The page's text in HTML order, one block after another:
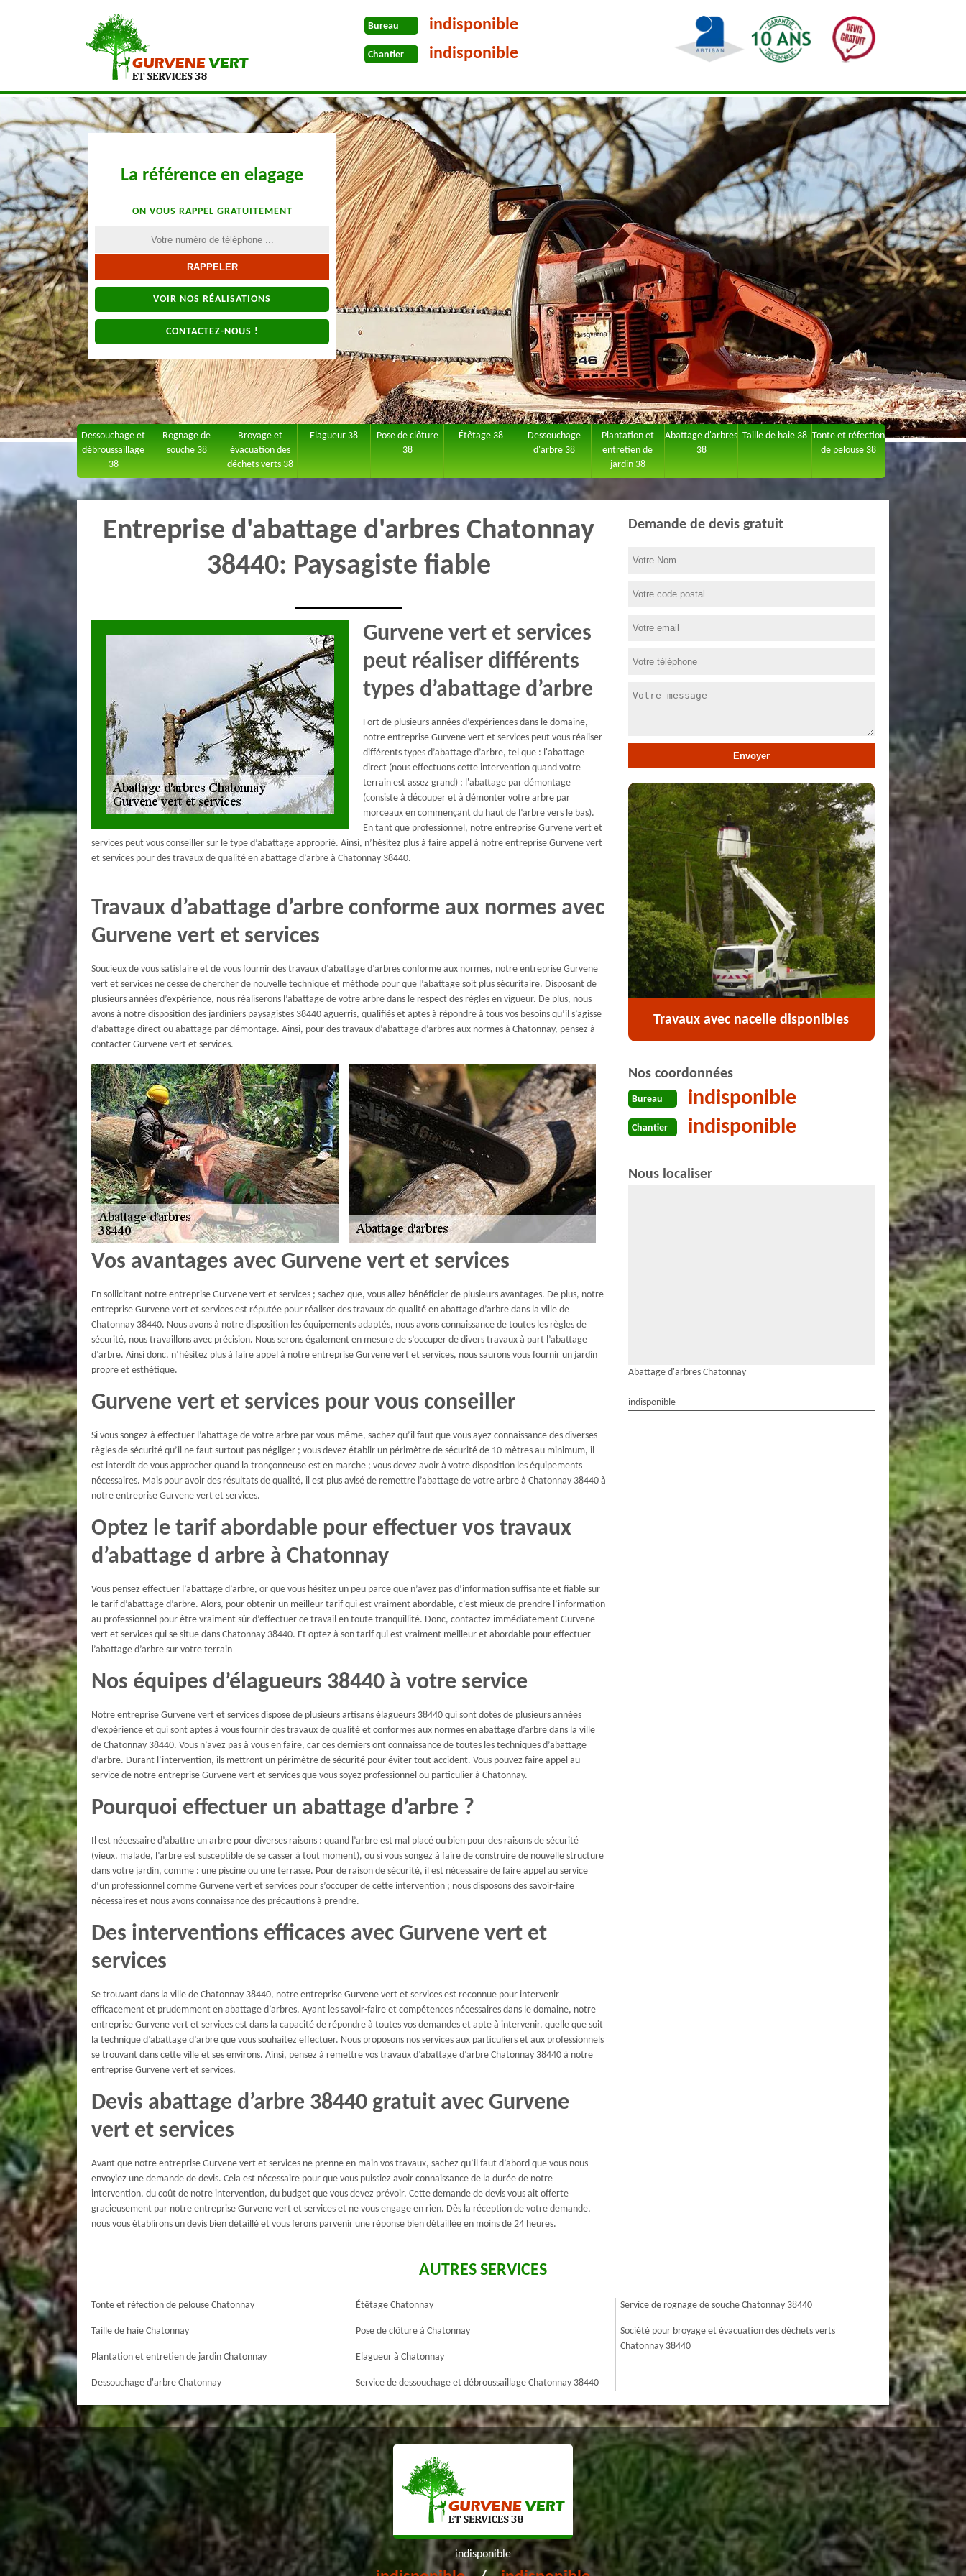
Bureau indisponible
Chantier indisponible
La référence en elagage
ON VOUS RAPPEL GRATUITEMENT
VOIR NOS RÉALISATIONS
CONTACTEZ-NOUS !
Dessouchage et
débroussaillage
38
Rognage de
souche 38
Broyage et
évacuation des
déchets verts 38
Elagueur 38
Pose de clôture
38
Étêtage 38
Dessouchage
d'arbre 38
Plantation et
entretien de
jardin 38
Abattage d'arbres
38
Taille de haie 38 Tonte et réfection
de pelouse 38
Entreprise d'abattage d'arbres Chatonnay
38440: Paysagiste fiable
Gurvene vert et services
peut réaliser différents
types d’abattage d’arbre
Fort de plusieurs années d’expériences dans le domaine,
notre entreprise Gurvene vert et services peut vous réaliser
différents types d’abattage d’arbre, tel que : l'abattage
direct (nous effectuons cette intervention quand votre
terrain est assez grand) ; l'abattage par démontage
(consiste à découper et à démonter votre arbre par
morceaux en commençant du haut de l’arbre vers le bas).
En tant que professionnel, notre entreprise Gurvene vert et
services peut vous conseiller sur le type d’abattage approprié. Ainsi, n’hésitez plus à faire appel à notre entreprise Gurvene vert
et services pour des travaux de qualité en abattage d’arbre à Chatonnay 38440.
Travaux d’abattage d’arbre conforme aux normes avec
Gurvene vert et services
Soucieux de vous satisfaire et de vous fournir des travaux d’abattage d’arbres conforme aux normes, notre entreprise Gurvene
vert et services ne cesse de chercher de nouvelle technique et méthode pour que l’abattage soit plus sécuritaire. Disposant de
plusieurs années d’expérience, nous réaliserons l’abattage de votre arbre dans le respect des règles en vigueur. De plus, nous
avons à notre disposition des jardiniers paysagistes 38440 aguerris, qualifiés et aptes à répondre à tous vos besoins qu’il s’agisse
d’abattage direct ou abattage par démontage. Ainsi, pour des travaux d’abattage d’arbres aux normes à Chatonnay, pensez à
contacter Gurvene vert et services.
Vos avantages avec Gurvene vert et services
En sollicitant notre entreprise Gurvene vert et services ; sachez que, vous allez bénéficier de plusieurs avantages. De plus, notre
entreprise Gurvene vert et services est réputée pour réaliser des travaux de qualité en abattage d’arbre dans la ville de
Chatonnay 38440. Nous avons à notre disposition les équipements adaptés, nous avons connaissance de toutes les règles de
sécurité, nous travaillons avec précision. Nous serons également en mesure de s’occuper de divers travaux à part l’abattage
d’arbre. Ainsi donc, n’hésitez plus à faire appel à notre entreprise Gurvene vert et services, nous saurons vous fournir un jardin
propre et esthétique.
Gurvene vert et services pour vous conseiller
Si vous songez à effectuer l’abattage de votre arbre par vous-même, sachez qu’il faut que vous ayez connaissance des diverses
règles de sécurité qu’il ne faut surtout pas négliger ; vous devez établir un périmètre de sécurité de 10 mètres au minimum, il
est interdit de vous approcher quand la tronçonneuse est en marche ; vous devez avoir à votre disposition les équipements
nécessaires. Mais pour avoir des résultats de qualité, il est plus avisé de remettre l’abattage de votre arbre à Chatonnay 38440 à
notre entreprise Gurvene vert et services.
Optez le tarif abordable pour effectuer vos travaux
d’abattage d arbre à Chatonnay
Vous pensez effectuer l’abattage d’arbre, or que vous hésitez un peu parce que n’avez pas d’information suffisante et fiable sur
le tarif d’abattage d’arbre. Alors, pour obtenir un meilleur tarif qui est vraiment abordable, c’est mieux de prendre l’information
au professionnel pour être vraiment sûr d’effectuer ce travail en toute tranquillité. Donc, contactez immédiatement Gurvene
vert et services qui se situe dans Chatonnay 38440. Et optez à son tarif qui est vraiment meilleur et abordable pour effectuer
l’abattage d’arbre sur votre terrain
Nos équipes d’élagueurs 38440 à votre service
Notre entreprise Gurvene vert et services dispose de plusieurs artisans élagueurs 38440 qui sont dotés de plusieurs années
d’expérience et qui sont aptes à vous fournir des travaux de qualité et conformes aux normes en abattage d’arbre dans la ville
de Chatonnay 38440. Vous n’avez pas à vous en faire, car ces derniers ont connaissance de toutes les techniques d’abattage
d’arbre. Durant l’intervention, ils mettront un périmètre de sécurité pour éviter tout accident. Vous pouvez faire appel au
service de notre entreprise Gurvene vert et services que vous soyez professionnel ou particulier à Chatonnay.
Pourquoi effectuer un abattage d’arbre ?
Il est nécessaire d’abattre un arbre pour diverses raisons : quand l’arbre est mal placé ou bien pour des raisons de sécurité
(vieux, malade, l’arbre est susceptible de se casser à tout moment), ou si vous songez à faire de construire de nouvelle structure
dans votre jardin, comme : une piscine ou une terrasse. Pour de raison de sécurité, il est nécessaire de faire appel au service
d’un professionnel comme Gurvene vert et services pour s’occuper de cette intervention ; nous disposons des savoir-faire
nécessaires et nous avons connaissance des précautions à prendre.
Des interventions efficaces avec Gurvene vert et
services
Se trouvant dans la ville de Chatonnay 38440, notre entreprise Gurvene vert et services est reconnue pour intervenir
efficacement et prudemment en abattage d’arbres. Ayant les savoir-faire et compétences nécessaires dans le domaine, notre
entreprise Gurvene vert et services est dans la capacité de répondre à toutes vos demandes et apte à intervenir, quelle que soit
la technique d’abattage d’arbre que vous souhaitez effectuer. Nous proposons nos services aux particuliers et aux professionnels
se trouvant dans cette ville et ses environs. Ainsi, pensez à remettre vos travaux d’abattage d’arbre Chatonnay 38440 à notre
entreprise Gurvene vert et services.
Devis abattage d’arbre 38440 gratuit avec Gurvene
vert et services
Avant que notre entreprise Gurvene vert et services ne prenne en main vos travaux, sachez qu’il faut d’abord que vous nous
envoyiez une demande de devis. Cela est nécessaire pour que vous puissiez avoir connaissance de la durée de notre
intervention, du coût de notre intervention, du budget que vous devez prévoir. Cette demande de devis vous ait offerte
gracieusement par notre entreprise Gurvene vert et services et ne vous engage en rien. Dès la réception de votre demande,
nous vous établirons un devis bien détaillé et vous ferons parvenir une réponse bien détaillée en moins de 24 heures.
Demande de devis gratuit
Travaux avec nacelle disponibles
Nos coordonnées
Bureau indisponible
Chantier indisponible
Nous localiser
Abattage d'arbres Chatonnay
indisponible
AUTRES SERVICES
Tonte et réfection de pelouse Chatonnay
Taille de haie Chatonnay
Plantation et entretien de jardin Chatonnay
Dessouchage d'arbre Chatonnay
Étêtage Chatonnay
Pose de clôture à Chatonnay
Elagueur à Chatonnay
Service de dessouchage et débroussaillage Chatonnay 38440
Service de rognage de souche Chatonnay 38440
Société pour broyage et évacuation des déchets verts
Chatonnay 38440
indisponible